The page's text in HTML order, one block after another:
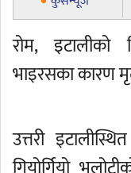
रोम, इटालीको
भाइरसका कारण
उत्तरी